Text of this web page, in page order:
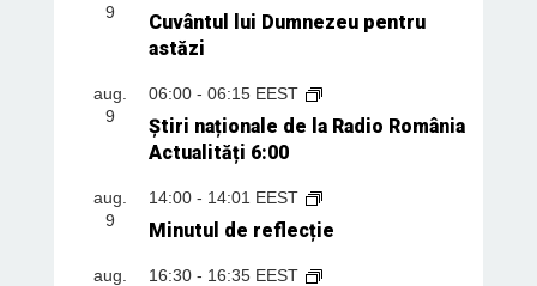
9
Cuvântul lui Dumnezeu pentru
astăzi
aug.
9
06:00- 06:15 EEST
Știri naționale de la Radio România
Actualități 6:00
aug.
9
14:00- 14:01 EEST
Minutul de reflecție
aug.
16:30- 16:35 EEST